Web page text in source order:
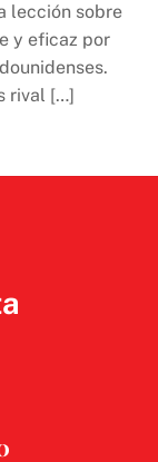
lección sobre
y eficaz por
rival […]